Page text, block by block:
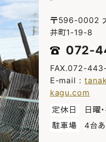
〒596-0002
井町1-19-8
072-
FAX.072-
E-mail :
kagu.com
定休日
日曜
駐車場
4台あ